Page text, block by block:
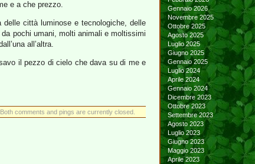
e a che prezzo.
città luminose e tecnologiche, delle
pochi umani, molti animali e moltissimi
all’altra.
il pezzo di cielo che dava su di me e
comments and pings are currently closed.
Gennaio 2026
Novembre 2025
Ottobre 2025
Agosto 2025
Luglio 2025
Giugno 2025
Gennaio 2025
Luglio 2024
Aprile 2024
Gennaio 2024
Dicembre 2023
Ottobre 2023
Settembre 2023
Agosto 2023
Luglio 2023
Giugno 2023
Maggio 2023
Aprile 2023